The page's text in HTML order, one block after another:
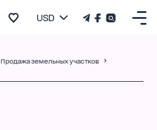
USD
Продажа земельных участков